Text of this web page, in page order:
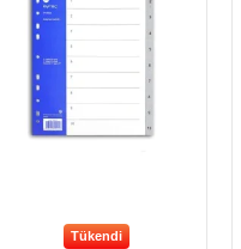
Tükendi